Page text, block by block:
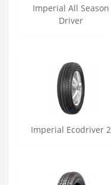
Imperial All Season
Driver
Imperial Ecodriver 2